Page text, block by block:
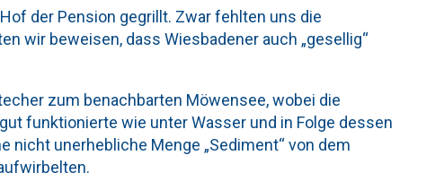
der Pension gegrillt. Zwar fehlten uns die
wir beweisen, dass Wiesbadener auch „gesellig“
zum benachbarten Möwensee, wobei die
funktionierte wie unter Wasser und in Folge dessen
nicht unerhebliche Menge „Sediment“ von dem